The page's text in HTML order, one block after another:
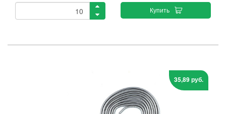
Купить
35,89 руб.